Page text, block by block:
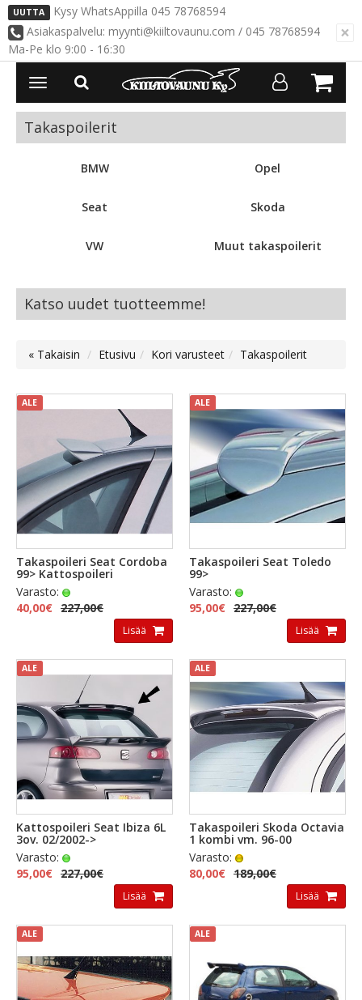
UUTTA Kysy WhatsAppilla 045 78768594
×
Asiakaspalvelu: myynti@kiiltovaunu.com / 045 78768594
Ma-Pe klo 9:00 - 16:30
Avaa/Sulje
valikko
Takaspoilerit
BMW Opel
Seat Skoda
VW Muut takaspoilerit
Katso uudet tuotteemme!
« Takaisin Etusivu Kori varusteet Takaspoilerit
ALE
Takaspoileri Seat Cordoba
99> Kattospoileri
Varasto:
40,00€ 227,00€
Lisää
ALE
Takaspoileri Seat Toledo
99>
Varasto:
95,00€ 227,00€
Lisää
ALE
Kattospoileri Seat Ibiza 6L
3ov. 02/2002->
Varasto:
95,00€ 227,00€
Lisää
ALE
Takaspoileri Skoda Octavia
1 kombi vm. 96-00
Varasto:
80,00€ 189,00€
Lisää
ALE ALE